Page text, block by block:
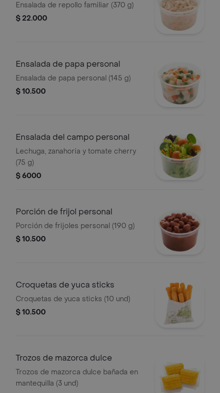
Ensalada de repollo familiar (370 g)
$ 22.000
Ensalada de papa personal
Ensalada de papa personal (145 g)
$ 10.500
Ensalada del campo personal
Lechuga, zanahoria y tomate cherry
(75 g)
$ 6000
Porción de frijol personal
Porción de frijoles personal (190 g)
$ 10.500
Croquetas de yuca sticks
Croquetas de yuca sticks (10 und)
$ 10.500
Trozos de mazorca dulce
Trozos de mazorca dulce bañada en
mantequilla (3 und)